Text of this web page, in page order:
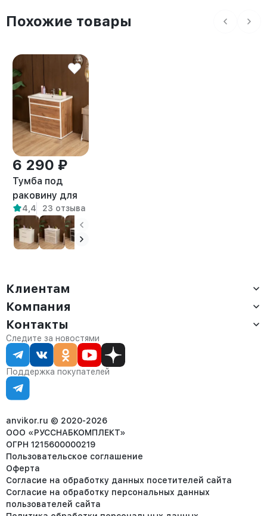
Похожие товары
6 290 ₽
Тумба под
раковину для
ванной лофт
Шимри белый/
амаретто
4,4 23 отзыва
Клиентам
Доставка
Оплата
Сервис
Статус заказа
Статьи
Компания
О компании
Контакты
Партнёрам
Контакты
Отдел продаж:
8 (800) 234-22-62
corp@anvikor.ru
Ежедневно, с 7:00-19:00 (МСК)
Отдел рекламации:
8 (953) 455-25-61
Следите за новостями
Поддержка покупателей
anvikor.ru © 2020-2026
ООО «РУССНАБКОМПЛЕКТ»
ОГРН 1215600000219
Пользовательское соглашение
Оферта
Согласие на обработку данных посетителей сайта
Согласие на обработку персональных данных
пользователей сайта